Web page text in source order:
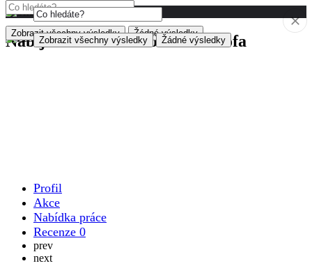
Zobrazit všechny výsledky Žádné výsledky
Nabíjecí stanice Antonína Petrofa
Profil
Akce
Nabídka práce
Recenze 0
prev
next
Zobrazit všechny výsledky Žádné výsledky